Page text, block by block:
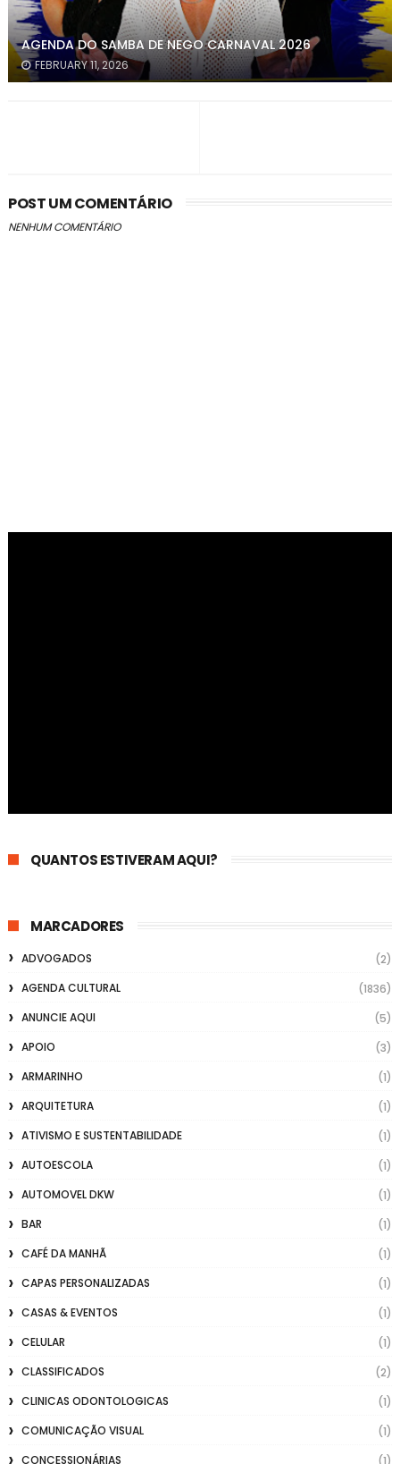
AGENDA DO SAMBA DE NEGO CARNAVAL 2026
FEBRUARY 11, 2026
POST UM COMENTÁRIO
NENHUM COMENTÁRIO
QUANTOS ESTIVERAM AQUI?
MARCADORES
ADVOGADOS
(2)
AGENDA CULTURAL
(1836)
ANUNCIE AQUI
(5)
APOIO
(3)
ARMARINHO
(1)
ARQUITETURA
(1)
ATIVISMO E SUSTENTABILIDADE
(1)
AUTOESCOLA
(1)
AUTOMOVEL DKW
(1)
BAR
(1)
CAFÉ DA MANHÃ
(1)
CAPAS PERSONALIZADAS
(1)
CASAS & EVENTOS
(1)
CELULAR
(1)
CLASSIFICADOS
(2)
CLINICAS ODONTOLOGICAS
(1)
COMUNICAÇÃO VISUAL
(1)
CONCESSIONÁRIAS
(1)